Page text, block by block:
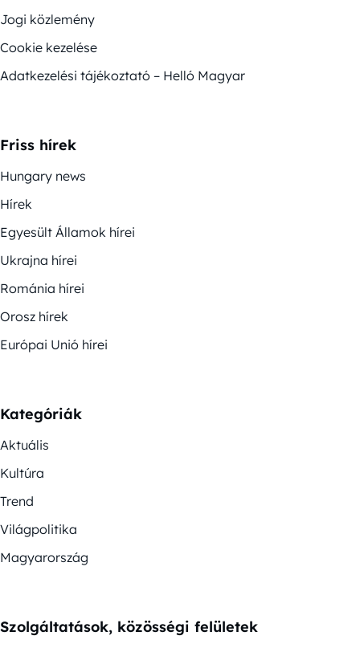
Jogi közlemény
Cookie kezelése
Adatkezelési tájékoztató – Helló Magyar
Friss hírek
Hungary news
Hírek
Egyesült Államok hírei
Ukrajna hírei
Románia hírei
Orosz hírek
Európai Unió hírei
Kategóriák
Aktuális
Kultúra
Trend
Világpolitika
Magyarország
Szolgáltatások, közösségi felületek